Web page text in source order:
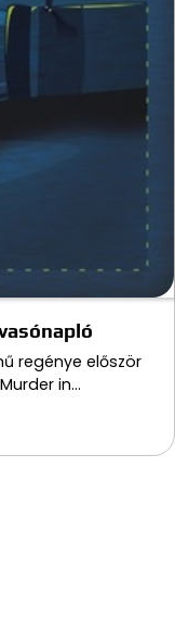
regénye először
in…